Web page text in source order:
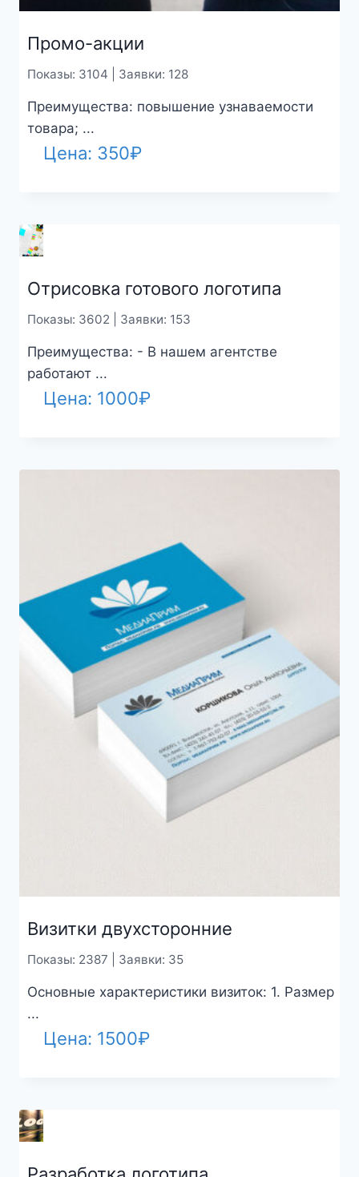
Промо-акции
Показы: 3104 | Заявки: 128
Преимущества: повышение узнаваемости
товара; ...
Цена: 350₽
Отрисовка готового логотипа
Показы: 3602 | Заявки: 153
Преимущества: - В нашем агентстве
работают ...
Цена: 1000₽
Визитки двухсторонние
Показы: 2387 | Заявки: 35
Основные характеристики визиток: 1. Размер
...
Цена: 1500₽